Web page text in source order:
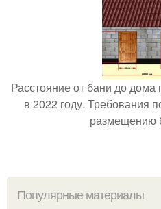
Расстояние от бани до
в 2022 году. Требования
размещению
Популярные материалы